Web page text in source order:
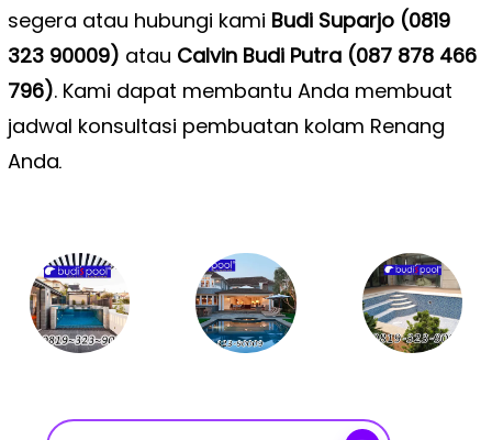
segera atau hubungi kami Budi Suparjo (0819
323 90009) atau Calvin Budi Putra (087 878 466
796). Kami dapat membantu Anda membuat
jadwal konsultasi pembuatan kolam Renang
Anda.